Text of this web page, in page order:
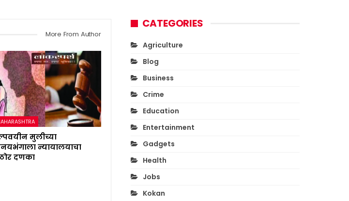
More From Author
मुलीच्या
न्यायालयाचा
दणका
CATEGORIES
Agriculture
Blog
Business
Crime
Education
Entertainment
Gadgets
Health
Jobs
Kokan